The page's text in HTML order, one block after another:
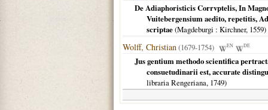
De Adiaphoristicis Corrvptelis, In
Vuitebergensium aedito, repetitis,
scriptae(Magdeburgi : Kirchner, 1559)
Wolff, Christian(1679-1754) EN DE
Jus gentium methodo scientifica
consuetudinarii est, accurate
libraria Rengeriana, 1749)